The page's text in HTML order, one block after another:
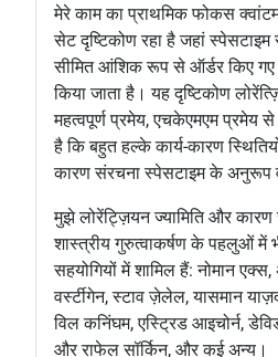
मेरे काम का प्राथमिक फोकस
सेट दृष्टिकोण रहा है जहां
सीमित आंशिक रूप से ऑर्डर किए गए
किया जाता है। यह दृष्टिकोण
महत्वपूर्ण प्रमेय, एचकेएमएम प्रमेय
है कि बहुत हल्के कार्य-कारण
कारण संरचना स्पेसटाइम के अनुरूप
मुझे लोरेंट्ज़ियन ज्यामिति और
शास्त्रीय गुरुत्वाकर्षण के पहलुओं में
सहयोगियों में शामिल हैं: नोमान
वर्स्टीगेन, स्टाव ज़ेलेल, यासमान
विल कनिंघम, एस्ट्रिड आइचोर्न,
और राफेल सॉर्किन, और कई अन्य।